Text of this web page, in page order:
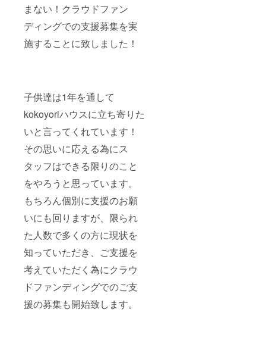
まない！クラウドファン
ディングでの支援募集を実
施することに致しました！
子供達は1年を通して
kokoyoriハウスに立ち寄りた
いと言ってくれています！
その思いに応える為にス
タッフはできる限りのこと
をやろうと思っています。
もちろん個別に支援のお願
いにも回りますが、限られ
た人数で多くの方に現状を
知っていただき、ご支援を
考えていただく為にクラウ
ドファンディングでのご支
援の募集も開始致します。